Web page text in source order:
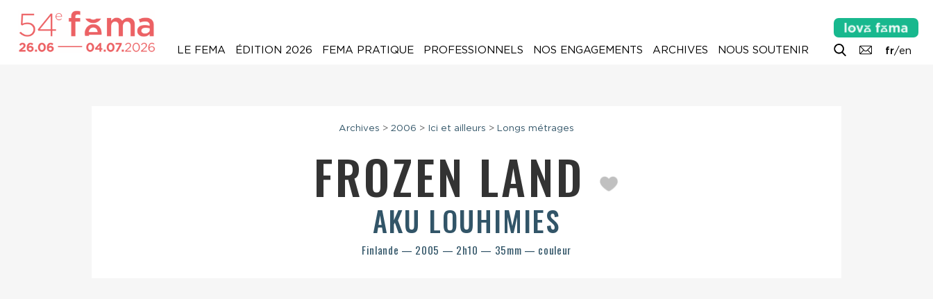
fr/en
LE FEMA ÉDITION 2026 FEMA PRATIQUE PROFESSIONNELS NOS ENGAGEMENTS ARCHIVES NOUS SOUTENIR
Archives > 2006 > Ici et ailleurs > Longs métrages
FROZEN LAND
AKU LOUHIMIES
Finlande — 2005 — 2h10 — 35mm — couleur